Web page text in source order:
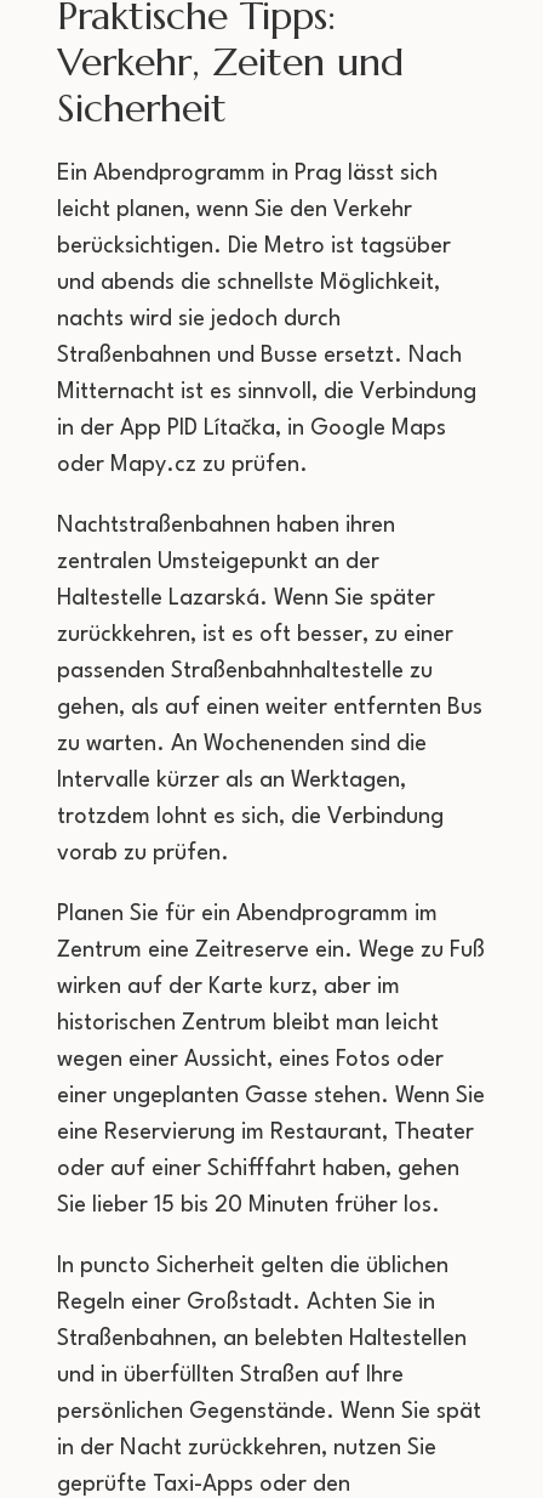
Praktische Tipps:
Verkehr, Zeiten und
Sicherheit
Ein Abendprogramm in Prag lässt sich
leicht planen, wenn Sie den Verkehr
berücksichtigen. Die Metro ist tagsüber
und abends die schnellste Möglichkeit,
nachts wird sie jedoch durch
Straßenbahnen und Busse ersetzt. Nach
Mitternacht ist es sinnvoll, die Verbindung
in der App PID Lítačka, in Google Maps
oder Mapy.cz zu prüfen.
Nachtstraßenbahnen haben ihren
zentralen Umsteigepunkt an der
Haltestelle Lazarská. Wenn Sie später
zurückkehren, ist es oft besser, zu einer
passenden Straßenbahnhaltestelle zu
gehen, als auf einen weiter entfernten Bus
zu warten. An Wochenenden sind die
Intervalle kürzer als an Werktagen,
trotzdem lohnt es sich, die Verbindung
vorab zu prüfen.
Planen Sie für ein Abendprogramm im
Zentrum eine Zeitreserve ein. Wege zu Fuß
wirken auf der Karte kurz, aber im
historischen Zentrum bleibt man leicht
wegen einer Aussicht, eines Fotos oder
einer ungeplanten Gasse stehen. Wenn Sie
eine Reservierung im Restaurant, Theater
oder auf einer Schifffahrt haben, gehen
Sie lieber 15 bis 20 Minuten früher los.
In puncto Sicherheit gelten die üblichen
Regeln einer Großstadt. Achten Sie in
Straßenbahnen, an belebten Haltestellen
und in überfüllten Straßen auf Ihre
persönlichen Gegenstände. Wenn Sie spät
in der Nacht zurückkehren, nutzen Sie
geprüfte Taxi-Apps oder den